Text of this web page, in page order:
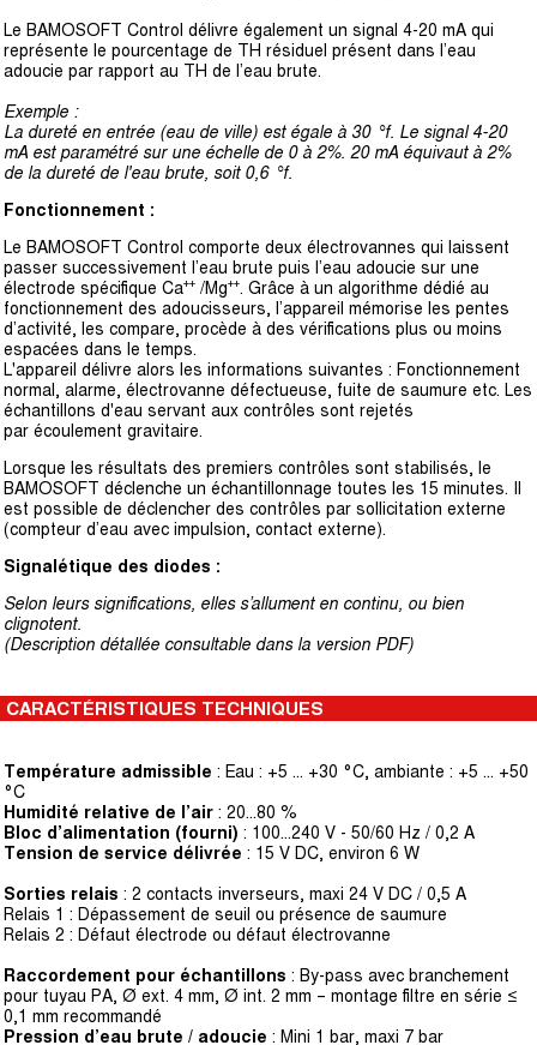
Le BAMOSOFT Control délivre également un signal 4-20 mA qui
représente le pourcentage de TH résiduel présent dans l’eau
adoucie par rapport au TH de l’eau brute.
Exemple :
La dureté en entrée (eau de ville) est égale à 30 °f. Le signal 4-20
mA est paramétré sur une échelle de 0 à 2%. 20 mA équivaut à 2%
de la dureté de l'eau brute, soit 0,6 °f.
Fonctionnement :
Le BAMOSOFT Control comporte deux électrovannes qui laissent
passer successivement l’eau brute puis l’eau adoucie sur une
électrode spécifique Ca⁺⁺ /Mg⁺⁺. Grâce à un algorithme dédié au
fonctionnement des adoucisseurs, l’appareil mémorise les pentes
d’activité, les compare, procède à des vérifications plus ou moins
espacées dans le temps.
L'appareil délivre alors les informations suivantes : Fonctionnement
normal, alarme, électrovanne défectueuse, fuite de saumure etc. Les
échantillons d'eau servant aux contrôles sont rejetés
par écoulement gravitaire.
Lorsque les résultats des premiers contrôles sont stabilisés, le
BAMOSOFT déclenche un échantillonnage toutes les 15 minutes. Il
est possible de déclencher des contrôles par sollicitation externe
(compteur d’eau avec impulsion, contact externe).
Signalétique des diodes :
Selon leurs significations, elles s’allument en continu, ou bien
clignotent.
(Description détallée consultable dans la version PDF)
CARACTÉRISTIQUES TECHNIQUES
Température admissible : Eau : +5 ... +30 °C, ambiante : +5 ... +50
°C
Humidité relative de l’air : 20...80 %
Bloc d’alimentation (fourni) : 100...240 V - 50/60 Hz / 0,2 A
Tension de service délivrée : 15 V DC, environ 6 W
Sorties relais : 2 contacts inverseurs, maxi 24 V DC / 0,5 A
Relais 1 : Dépassement de seuil ou présence de saumure
Relais 2 : Défaut électrode ou défaut électrovanne
Raccordement pour échantillons : By-pass avec branchement
pour tuyau PA, Ø ext. 4 mm, Ø int. 2 mm – montage filtre en série ≤
0,1 mm recommandé
Pression d’eau brute / adoucie : Mini 1 bar, maxi 7 bar